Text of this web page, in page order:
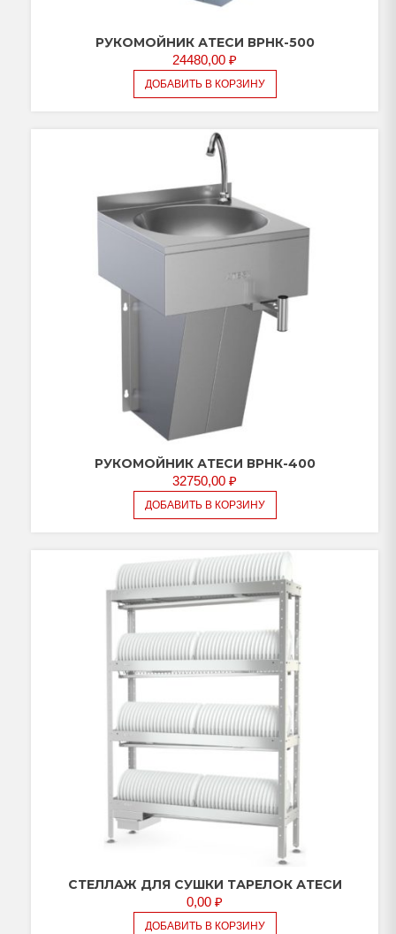
РУКОМОЙНИК АТЕСИ ВРНК-500
24480,00 ₽
ДОБАВИТЬ В КОРЗИНУ
РУКОМОЙНИК АТЕСИ ВРНК-400
32750,00 ₽
ДОБАВИТЬ В КОРЗИНУ
CТЕЛЛАЖ ДЛЯ СУШКИ ТАРЕЛОК АТЕСИ
0,00 ₽
ДОБАВИТЬ В КОРЗИНУ